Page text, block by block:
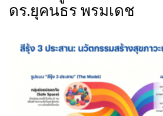
ดร.ยุคนธร พรมเดช